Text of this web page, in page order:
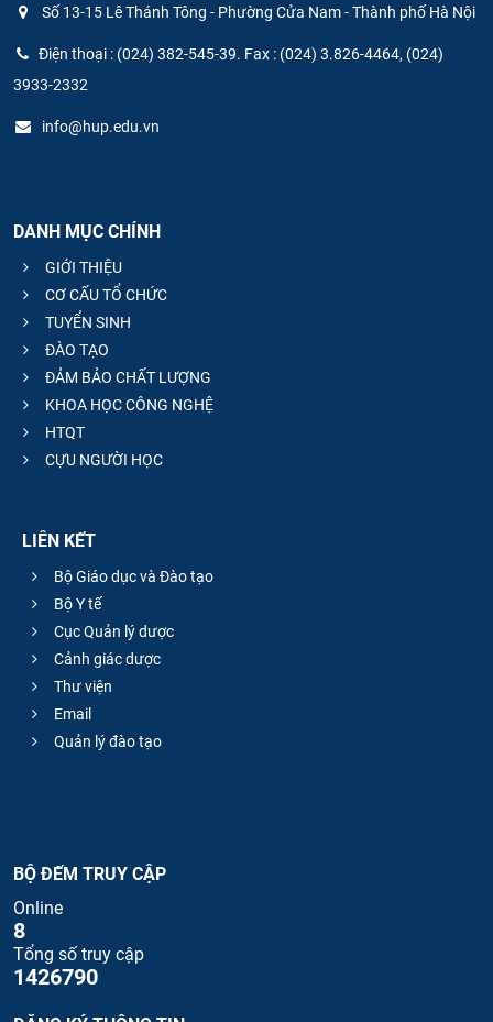
Số 13-15 Lê Thánh Tông - Phường Cửa Nam - Thành phố Hà Nội
Điện thoại : (024) 382-545-39. Fax : (024) 3.826-4464, (024)
3933-2332
info@hup.edu.vn
DANH MỤC CHÍNH
GIỚI THIỆU
CƠ CẤU TỔ CHỨC
TUYỂN SINH
ĐÀO TẠO
ĐẢM BẢO CHẤT LƯỢNG
KHOA HỌC CÔNG NGHỆ
HTQT
CỰU NGƯỜI HỌC
LIÊN KẾT
Bộ Giáo dục và Đào tạo
Bộ Y tế
Cục Quản lý dược
Cảnh giác dược
Thư viện
Email
Quản lý đào tạo
BỘ ĐẾM TRUY CẬP
Online
8
Tổng số truy cập
1426790